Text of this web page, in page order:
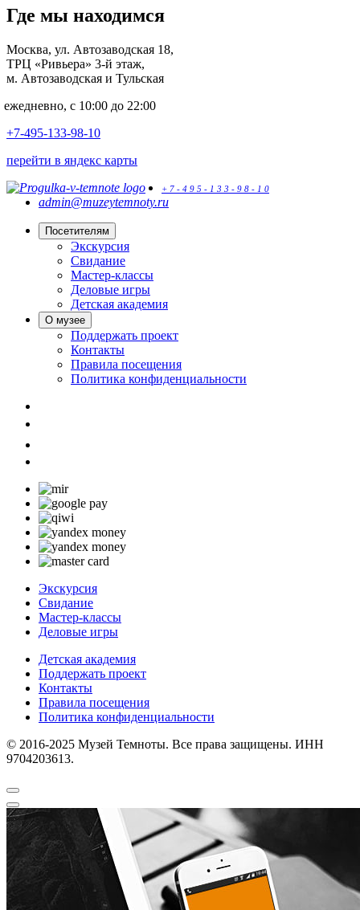
Где мы находимся
Москва, ул. Автозаводская 18,
ТРЦ «Ривьера» 3-й этаж,
м. Автозаводская и Тульская
ежедневно, с 10:00 до 22:00
+7-495-133-98-10
перейти в яндекс карты
+ 7 - 4 9 5 - 1 3 3 - 9 8 - 1 0
admin@muzeytemnoty.ru
Посетителям
Экскурсия
Свидание
Мастер-классы
Деловые игры
Детская академия
О музее
Поддержать проект
Контакты
Правила посещения
Политика конфиденциальности
Экскурсия
Свидание
Мастер-классы
Деловые игры
Детская академия
Поддержать проект
Контакты
Правила посещения
Политика конфиденциальности
© 2016-2025 Музей Темноты. Все права защищены. ИНН
9704203613.